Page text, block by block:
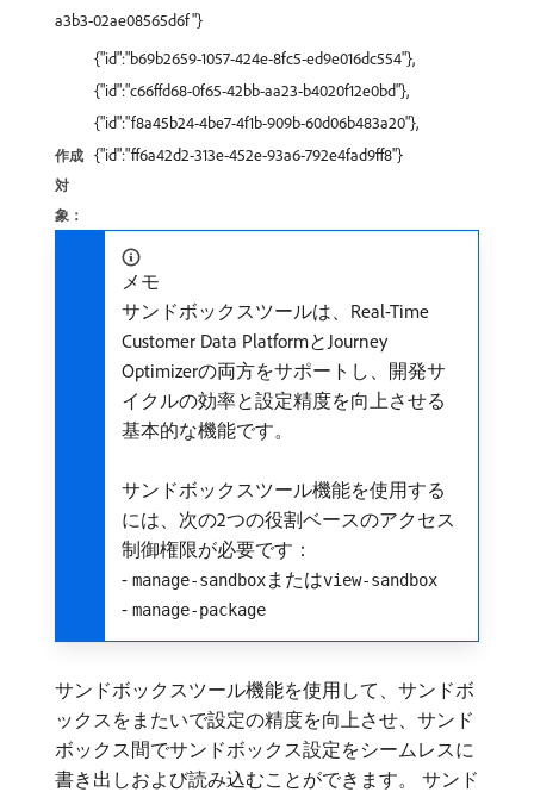
a3b3-02ae08565d6f"}
作成
対
象：
{"id":"b69b2659-1057-424e-8fc5-ed9e016dc554"},
{"id":"c66ffd68-0f65-42bb-aa23-b4020f12e0bd"},
{"id":"f8a45b24-4be7-4f1b-909b-60d06b483a20"},
{"id":"ff6a42d2-313e-452e-93a6-792e4fad9ff8"}
メモ
サンドボックスツールは、Real-Time
Customer Data PlatformとJourney
Optimizerの両方をサポートし、開発サ
イクルの効率と設定精度を向上させる
基本的な機能です。
サンドボックスツール機能を使用する
には、次の2つの役割ベースのアクセス
制御権限が必要です：
- manage-sandboxまたはview-sandbox
- manage-package
サンドボックスツール機能を使用して、サンドボ
ックスをまたいで設定の精度を向上させ、サンド
ボックス間でサンドボックス設定をシームレスに
書き出しおよび読み込むことができます。 サンド